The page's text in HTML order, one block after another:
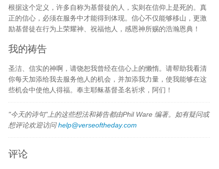
根据这个定义，许多自称为基督徒的人，实则在信仰上是死的。真
正的信心，必须在服务中才能得到体现。信心不仅能够移山，更激
励基督徒在行为上荣耀神、祝福他人，感恩神所赐的浩瀚恩典！
我的祷告
圣洁、信实的神啊，请饶恕我曾经在信心上的懒惰。请帮助我看清
你每天加添给我去服务他人的机会，并加添我力量，使我能够在这
些机会中使他人得福。奉主耶稣基督圣名祈求，阿们！
"今天的诗句"上的这些想法和祷告都由Phil Ware 编著。如有疑问或
想评论欢迎访问help@verseoftheday.com
评论